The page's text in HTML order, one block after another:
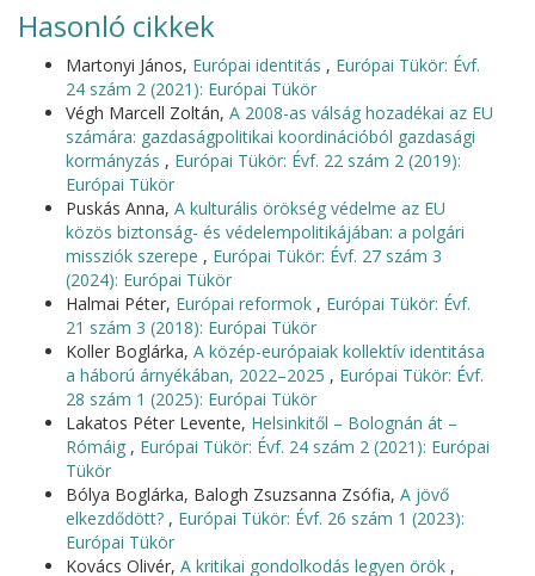
Hasonló cikkek
Martonyi János, Európai identitás , Európai Tükör: Évf.
24 szám 2 (2021): Európai Tükör
Végh Marcell Zoltán, A 2008-as válság hozadékai az EU
számára: gazdaságpolitikai koordinációból gazdasági
kormányzás , Európai Tükör: Évf. 22 szám 2 (2019):
Európai Tükör
Puskás Anna, A kulturális örökség védelme az EU
közös biztonság- és védelempolitikájában: a polgári
missziók szerepe , Európai Tükör: Évf. 27 szám 3
(2024): Európai Tükör
Halmai Péter, Európai reformok , Európai Tükör: Évf.
21 szám 3 (2018): Európai Tükör
Koller Boglárka, A közép-európaiak kollektív identitása
a háború árnyékában, 2022–2025 , Európai Tükör: Évf.
28 szám 1 (2025): Európai Tükör
Lakatos Péter Levente, Helsinkitől – Bolognán át –
Rómáig , Európai Tükör: Évf. 24 szám 2 (2021): Európai
Tükör
Bólya Boglárka, Balogh Zsuzsanna Zsófia, A jövő
elkezdődött? , Európai Tükör: Évf. 26 szám 1 (2023):
Európai Tükör
Kovács Olivér, A kritikai gondolkodás legyen örök ,